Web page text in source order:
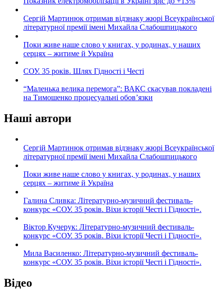
Сергій Мартинюк отримав відзнаку жюрі Всеукраїнської
літературної премії імені Михайла Слабошпицького
Поки живе наше слово у книгах, у родинах, у наших
серцях – житиме й Україна
СОУ. 35 років. Шлях Гідності і Честі
“Маленька велика перемога”: ВАКС скасував покладені
на Тимошенко процесуальні обов’язки
Наші автори
Сергій Мартинюк отримав відзнаку жюрі Всеукраїнської
літературної премії імені Михайла Слабошпицького
Поки живе наше слово у книгах, у родинах, у наших
серцях – житиме й Україна
Галина Сливка: Літературно-музичний фестиваль-
конкурс «СОУ. 35 років. Віхи історії Честі і Гідності».
Віктор Кучерук: Літературно-музичний фестиваль-
конкурс «СОУ. 35 років. Віхи історії Честі і Гідності».
Мила Василенко: Літературно-музичний фестиваль-
конкурс «СОУ. 35 років. Віхи історії Честі і Гідності».
Відео